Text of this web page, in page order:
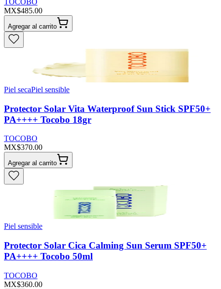
MX$485.00
Agregar al carrito
Piel secaPiel sensible
Protector Solar Vita Waterproof Sun Stick SPF50+
PA++++ Tocobo 18gr
TOCOBO
MX$370.00
Agregar al carrito
Piel sensible
Protector Solar Cica Calming Sun Serum SPF50+
PA++++ Tocobo 50ml
TOCOBO
MX$360.00